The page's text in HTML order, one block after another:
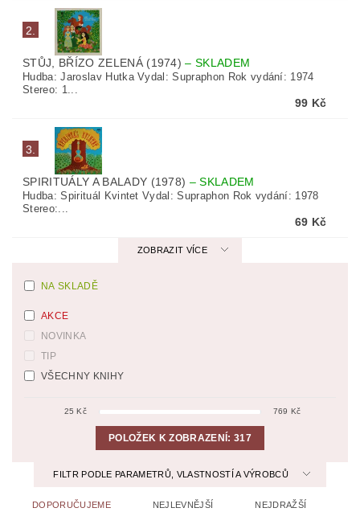
2.
STŮJ, BŘÍZO ZELENÁ (1974)–SKLADEM
Hudba: Jaroslav Hutka Vydal: Supraphon Rok vydání: 1974
Stereo: 1...
99 Kč
3.
SPIRITUÁLY A BALADY (1978) –SKLADEM
Hudba: Spirituál Kvintet Vydal: Supraphon Rok vydání: 1978
Stereo:...
69 Kč
ZOBRAZIT VÍCE
NA SKLADĚ
AKCE
NOVINKA
TIP
VŠECHNY KNIHY
25 Kč 769 Kč
POLOŽEK K ZOBRAZENÍ: 317
FILTR PODLE PARAMETRŮ, VLASTNOSTÍ A VÝROBCŮ
DOPORUČUJEME NEJLEVNĚJŠÍ NEJDRAŽŠÍ